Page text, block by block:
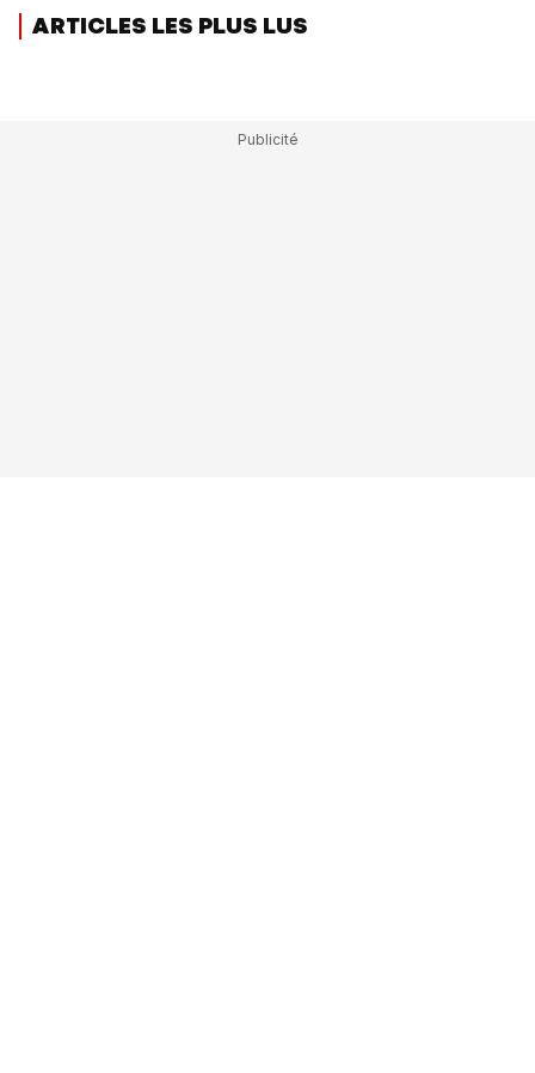
ARTICLES LES PLUS LUS